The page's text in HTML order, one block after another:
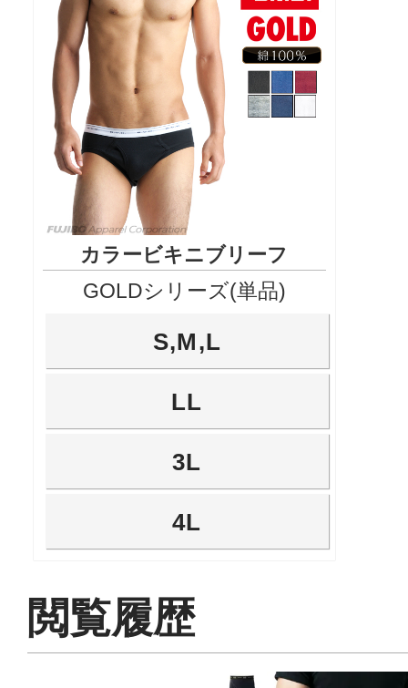
カラービキニブリーフ
GOLDシリーズ(単品)
S,M,L
LL
3L
4L
閲覧履歴